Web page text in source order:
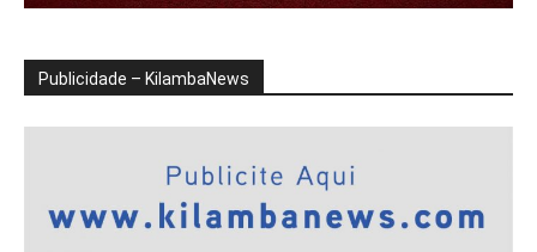
Publicidade – KilambaNews